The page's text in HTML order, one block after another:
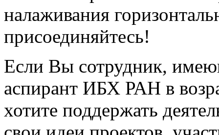
налаживания
присоединяйтесь!
Если Вы сотрудник,
аспирант ИБХ РАН в
хотите поддержать